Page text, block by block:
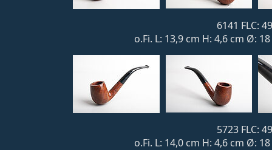
6141 FLC:
o.Fi. L: 13,9 cm H: 4,6 cm Ø:
5723 FLC:
o.Fi. L: 14,0 cm H: 4,6 cm Ø: